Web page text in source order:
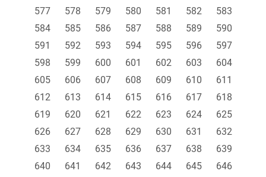
577
578 579 580 581 582
583
584
585 586 587 588 589
590
591
592 593 594 595 596
597
598
599 600 601 602 603
604
605
606 607 608 609 610
611
612
613 614 615 616 617
618
619
620 621 622 623 624
625
626
627 628 629 630 631
632
633
634 635 636 637 638
639
640
641 642 643 644 645
646